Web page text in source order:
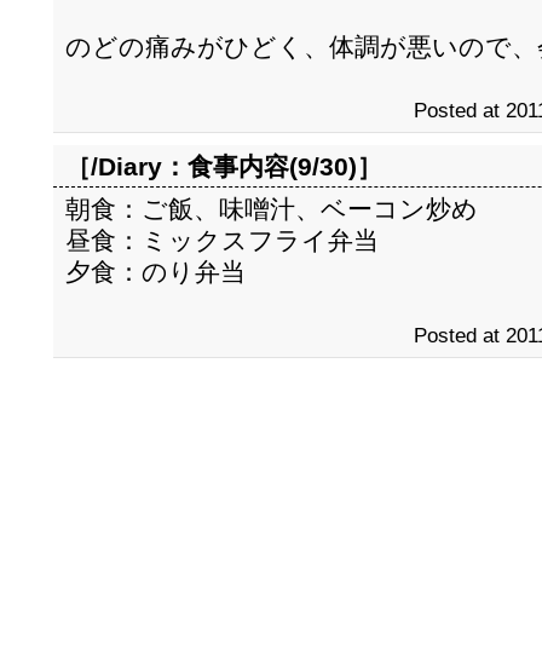
のどの痛みがひどく、体調が悪いので
Posted at
［/Diary： 食事内容(9/30)］
朝食：ご飯、味噌汁、ベーコン炒め
昼食：ミックスフライ弁当
夕食：のり弁当
Posted at